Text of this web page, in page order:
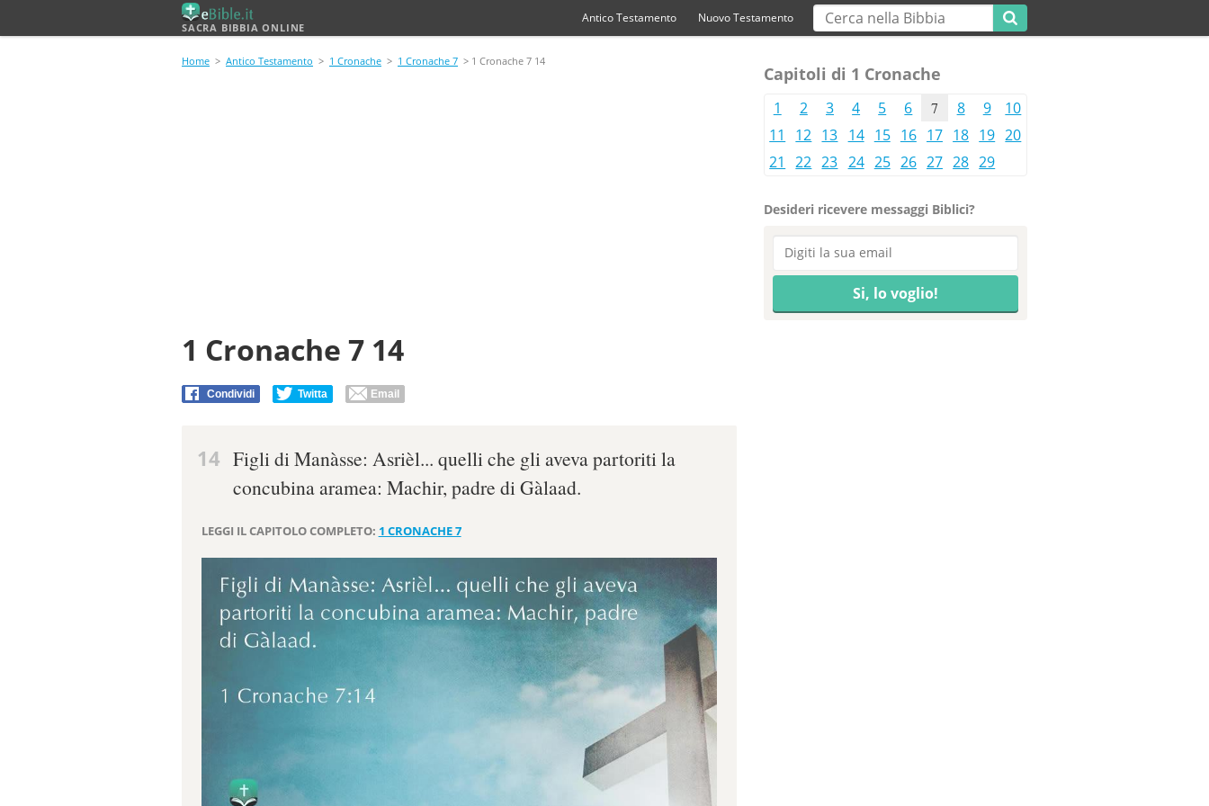
SACRA BIBBIA ONLINE
Antico Testamento Nuovo Testamento
Home > Antico Testamento > 1 Cronache > 1 Cronache 7 > 1 Cronache 7 14
1 Cronache 7 14
Condividi Twitta Email
14 Figli di Manàsse: Asrièl... quelli che gli aveva partoriti la
concubina aramea: Machir, padre di Gàlaad.
LEGGI IL CAPITOLO COMPLETO: 1 CRONACHE 7
Capitoli di 1 Cronache
1 2 3 4 5 6 7 8 9
10
11
12 13 14 15 16 17 18 19 20
21
22 23 24 25 26 27 28 29
Desideri ricevere messaggi Biblici?